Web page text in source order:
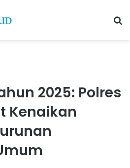
2025: Polres
Kenaikan